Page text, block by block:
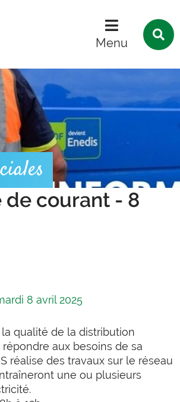
Menu
de courant - 8
8 avril 2025
qualité de la distribution
aux besoins de sa
réalise des travaux sur le réseau
une ou plusieurs